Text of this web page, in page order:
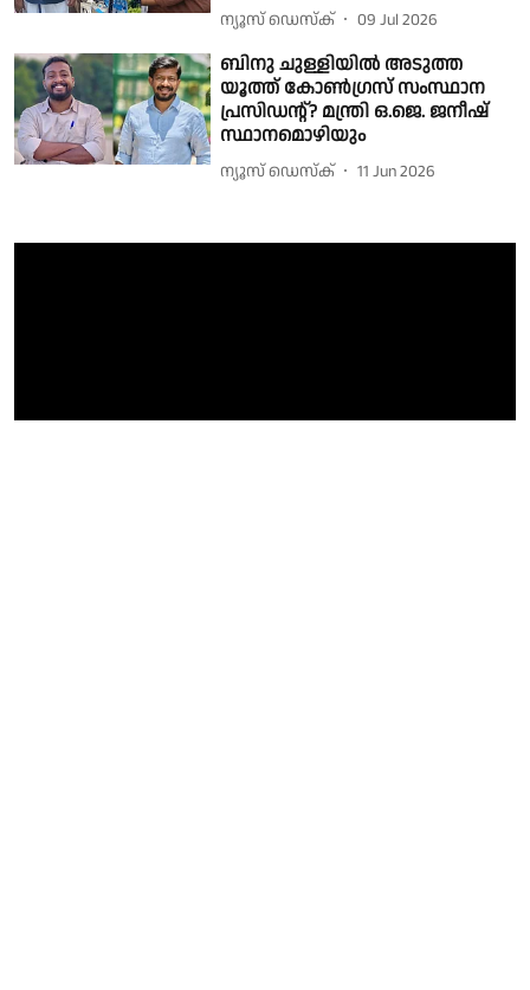
ന്യൂസ് ഡെസ്ക് 09 Jul 2026
ബിനു ചുള്ളിയില്‍ അടുത്ത
യൂത്ത് കോണ്‍ഗ്രസ് സംസ്ഥാന
പ്രസിഡൻ്റ്? മന്ത്രി ഒ.ജെ. ജനീഷ്
സ്ഥാനമൊഴിയും
ന്യൂസ് ഡെസ്ക് 11 Jun 2026